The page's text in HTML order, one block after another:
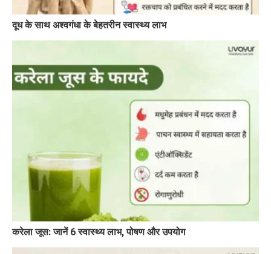
दूध के साथ अश्वगंधा के बेहतरीन स्वास्थ्य लाभ
करेला जूस: जानें 6 स्वास्थ्य लाभ, पोषण और उपयोग